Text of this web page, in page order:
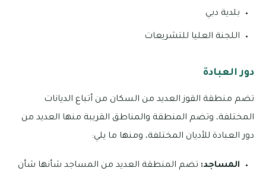
بلدية دبي
اللجنة العليا للتشريعات
دور العبادة
تضم منطقة القوز العديد من السكان من أتباع الديانات
المختلفة، وتضم المنطقة والمناطق القريبة منها العديد من
دور العبادة للأديان المختلفة، ومنها ما يلي:
المساجد: تضم المنطقة العديد من المساجد شأنها شأن